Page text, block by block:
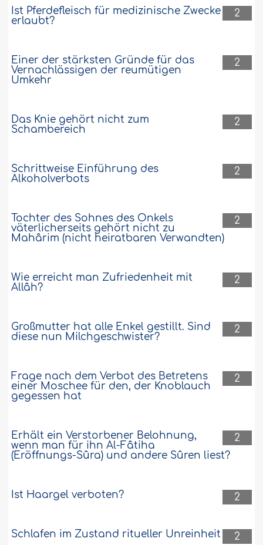
2
Ist Pferdefleisch für medizinische Zwecke
erlaubt?
2
Einer der stärksten Gründe für das
Vernachlässigen der reumütigen
Umkehr
2
Das Knie gehört nicht zum
Schambereich
2
Schrittweise Einführung des
Alkoholverbots
2
Tochter des Sohnes des Onkels
väterlicherseits gehört nicht zu
Mahârim (nicht heiratbaren Verwandten)
2
Wie erreicht man Zufriedenheit mit
Allâh?
2
Großmutter hat alle Enkel gestillt. Sind
diese nun Milchgeschwister?
2
Frage nach dem Verbot des Betretens
einer Moschee für den, der Knoblauch
gegessen hat
2
Erhält ein Verstorbener Belohnung,
wenn man für ihn Al-Fâtiha
(Eröffnungs-Sûra) und andere Sûren liest?
2
Ist Haargel verboten?
2
Schlafen im Zustand ritueller Unreinheit